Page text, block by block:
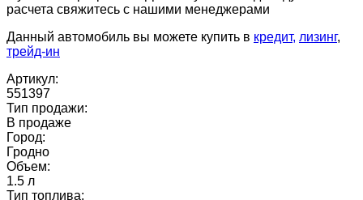
расчета свяжитесь с нашими менеджерами
Данный автомобиль вы можете купить в кредит, лизинг,
трейд-ин
Артикул:
551397
Тип продажи:
В продаже
Город:
Гродно
Объем:
1.5 л
Тип топлива: